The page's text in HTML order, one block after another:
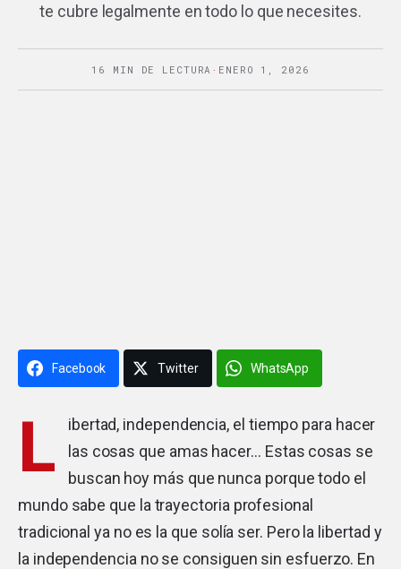
te cubre legalmente en todo lo que necesites.
16 MIN DE LECTURA · ENERO 1, 2026
Facebook Twitter WhatsApp
L
ibertad, independencia, el tiempo para hacer
las cosas que amas hacer… Estas cosas se
buscan hoy más que nunca porque todo el
mundo sabe que la trayectoria profesional
tradicional ya no es la que solía ser. Pero la libertad y
la independencia no se consiguen sin esfuerzo. En